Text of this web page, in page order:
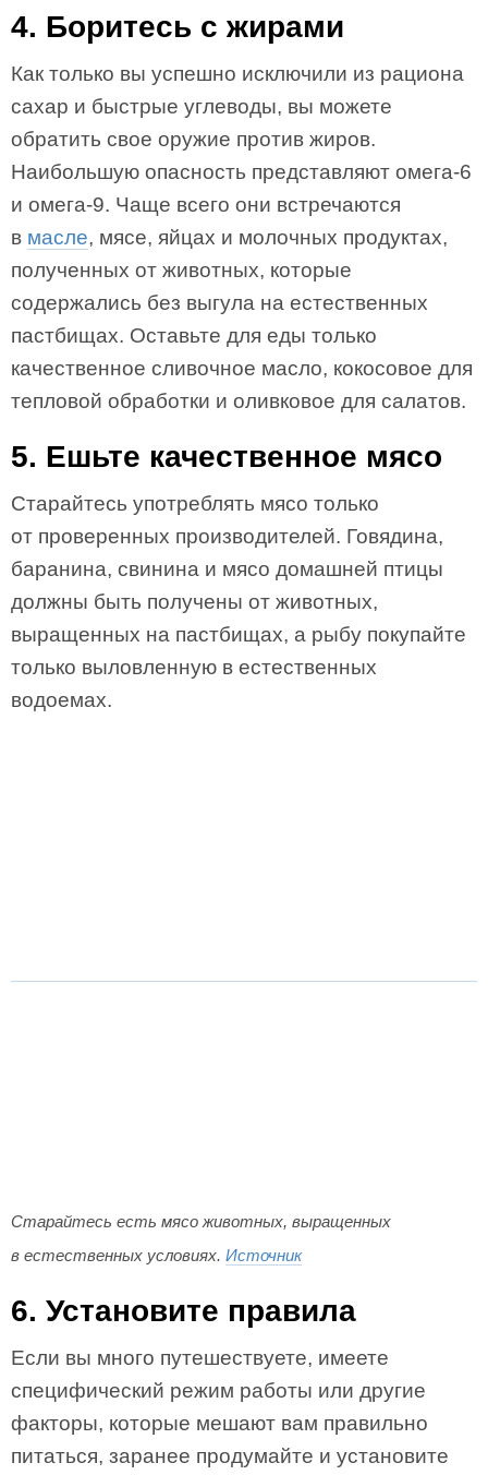
4. Боритесь с жирами
Как только вы успешно исключили из рациона
сахар и быстрые углеводы, вы можете
обратить свое оружие против жиров.
Наибольшую опасность представляют омега‑6
и омега‑9. Чаще всего они встречаются
в масле, мясе, яйцах и молочных продуктах,
полученных от животных, которые
содержались без выгула на естественных
пастбищах. Оставьте для еды только
качественное сливочное масло, кокосовое для
тепловой обработки и оливковое для салатов.
5. Ешьте качественное мясо
Старайтесь употреблять мясо только
от проверенных производителей. Говядина,
баранина, свинина и мясо домашней птицы
должны быть получены от животных,
выращенных на пастбищах, а рыбу покупайте
только выловленную в естественных
водоемах.
Старайтесь есть мясо животных, выращенных
в естественных условиях. Источник
6. Установите правила
Если вы много путешествуете, имеете
специфический режим работы или другие
факторы, которые мешают вам правильно
питаться, заранее продумайте и установите